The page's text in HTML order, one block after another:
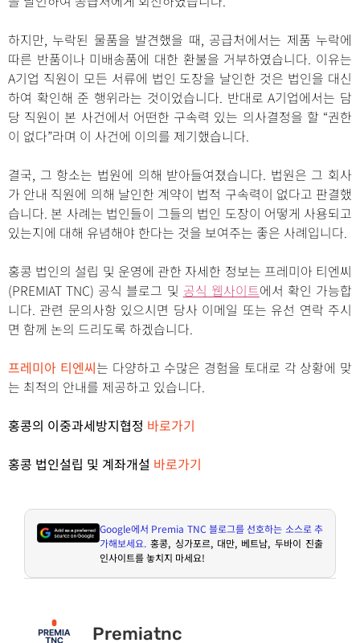
하지만, 누락된 물품을 발견했을 때, 공급처에서는 제품 누락에
따른 반품이나 미배송품에 대한 환불을 거부하였습니다. 이유는
A기업 직원이 모든 서류에 법인 도장을 날인한 것은 법인을 대신
하여 확인해 준 행위라는 것이었습니다. 반대로 A기업에서는 담
당 직원이 본 사건에서 어떤한 구속력 있는 의사결정을 할 “권한
이 없다”라며 이 사건에 이의를 제기했습니다.
결국, 그 항소는 법원에 의해 받아들여졌습니다. 법원은 그 회사
가 안내 직원에 의해 날인한 계약이 법적 구속력이 없다고 판결했
습니다. 본 사례는 법인들이 그들의 법인 도장이 어떻게 사용되고
있는지에 대해 유념해야 한다는 것을 보여주는 좋은 사례입니다.
홍콩 법인의 설립 및 운영에 관한 자세한 정보는 프레미아 티엔씨
(PREMIAT TNC) 공식 블로그 및 공식 웹사이트에서 확인 가능합
니다. 관련 문의사항 있으시면 당사 이메일 또는 유선 연락 주시
면 함께 논의 드리도록 하겠습니다.
프레미아 티엔씨는 다양하고 수많은 경험을 토대로 각 상황에 맞
는 최적의 안내를 제공하고 있습니다.
홍콩의 이중과세방지협정 바로가기
홍콩 법인설립 및 계좌개설 바로가기
Google에서 Premia TNC블로그를 선호하는 소스로 추
가해보세요. 홍콩, 싱가포르, 대만, 베트남, 두바이 진출
인사이트를 놓치지 마세요!
Premiatnc